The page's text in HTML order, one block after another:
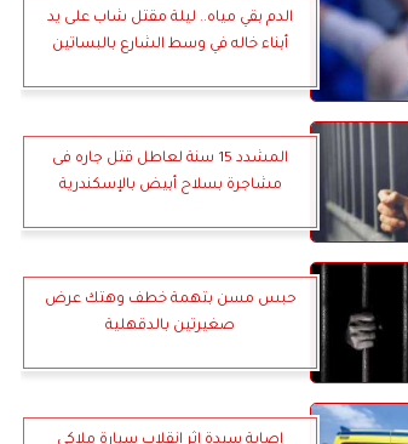
الدم بقي مياه.. ليلة مقتل شاب على يد
أبناء خاله في وسط الشارع بالبساتين
المشدد 15 سنة لعاطل قتل جاره فى
مشاجرة بسلاح أبيض بالإسكندرية
حبس مسن بتهمة خطف وهتك عرض
صغيرتين بالدقهلية
إصابة سيدة إثر انقلاب سيارة ملاكي